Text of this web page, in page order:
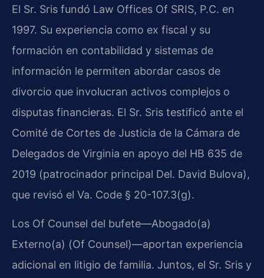
El Sr. Sris fundó Law Offices Of SRIS, P.C. en
1997. Su experiencia como ex fiscal y su
formación en contabilidad y sistemas de
información le permiten abordar casos de
divorcio que involucran activos complejos o
disputas financieras. El Sr. Sris testificó ante el
Comité de Cortes de Justicia de la Cámara de
Delegados de Virginia en apoyo del HB 635 de
2019 (patrocinador principal Del. David Bulova),
que revisó el Va. Code § 20-107.3(g).
Los Of Counsel del bufete—Abogado(a)
Externo(a) (Of Counsel)—aportan experiencia
adicional en litigio de familia. Juntos, el Sr. Sris y